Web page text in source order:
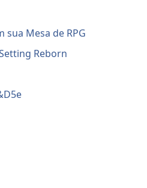
sua Mesa de RPG
Reborn